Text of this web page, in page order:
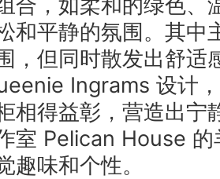
和平静的氛围。其中
，但同时散发出舒适
Ingrams 设计
相得益彰，营造出宁
室 Pelican House
趣味和个性。